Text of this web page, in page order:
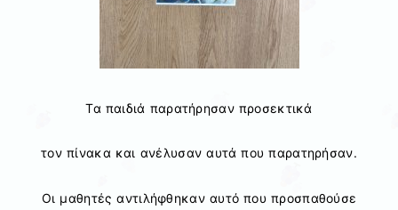
Τα παιδιά παρατήρησαν προσεκτικά
τον πίνακα και ανέλυσαν αυτά που παρατηρήσαν.
Οι μαθητές αντιλήφθηκαν αυτό που προσπαθούσε